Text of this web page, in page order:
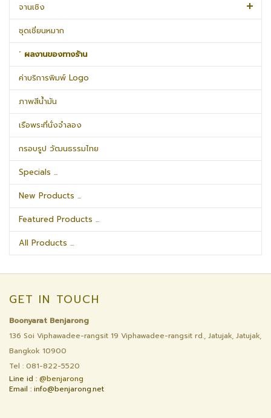
จานเชิง
ชุดเชี่ยนหมาก
˹ ผลงานของทางร้าน
ค่าบริการพิมพ์ Logo
ภาพสีน้ำมัน
เรือพระที่นั่งจำลอง
กรอบรูป วัฒนธรรมไทย
Specials ...
New Products ...
Featured Products ...
All Products ...
GET IN TOUCH
Boonyarat Benjarong
136 Soi Viphawadee-rangsit 19 Viphawadee-rangsit rd., Jatujak, Jatujak,
Bangkok 10900
Tel : 081-822-5520
Line id : @benjarong
Email : info@benjarong.net